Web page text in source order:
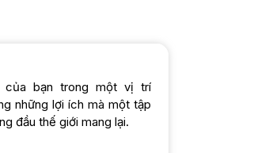
của bạn trong một vị trí
những lợi ích mà một tập
đầu thế giới mang lại.